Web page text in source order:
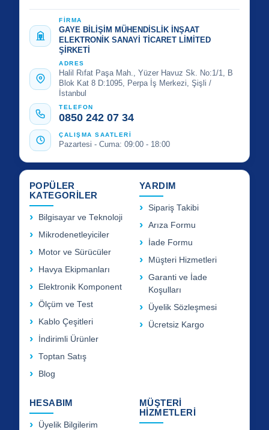
FİRMA
GAYE BİLİŞİM MÜHENDİSLİK İNŞAAT
ELEKTRONİK SANAYİ TİCARET LİMİTED
ŞİRKETİ
ADRES
Halil Rıfat Paşa Mah., Yüzer Havuz Sk. No:1/1, B
Blok Kat 8 D:1095, Perpa İş Merkezi, Şişli /
İstanbul
TELEFON
0850 242 07 34
ÇALIŞMA SAATLERİ
Pazartesi - Cuma: 09:00 - 18:00
POPÜLER
KATEGORİLER
Bilgisayar ve Teknoloji
Mikrodenetleyiciler
Motor ve Sürücüler
Havya Ekipmanları
Elektronik Komponent
Ölçüm ve Test
Kablo Çeşitleri
İndirimli Ürünler
Toptan Satış
Blog
YARDIM
Sipariş Takibi
Arıza Formu
İade Formu
Müşteri Hizmetleri
Garanti ve İade
Koşulları
Üyelik Sözleşmesi
Ücretsiz Kargo
HESABIM
Üyelik Bilgilerim
MÜŞTERİ
HİZMETLERİ